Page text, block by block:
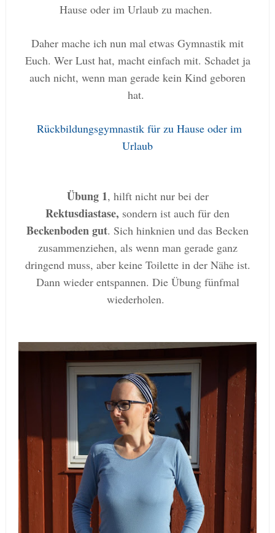
Hause oder im Urlaub zu machen.
Daher mache ich nun mal etwas Gymnastik mit
Euch. Wer Lust hat, macht einfach mit. Schadet ja
auch nicht, wenn man gerade kein Kind geboren
hat.
Rückbildungsgymnastik für zu Hause oder im
Urlaub
Übung 1, hilft nicht nur bei der
Rektusdiastase, sondern ist auch für den
Beckenboden gut. Sich hinknien und das Becken
zusammenziehen, als wenn man gerade ganz
dringend muss, aber keine Toilette in der Nähe ist.
Dann wieder entspannen. Die Übung fünfmal
wiederholen.